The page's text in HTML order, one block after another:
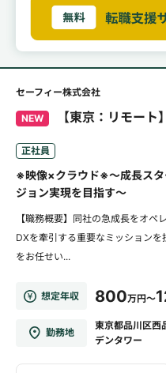
セーフィー株式会社
NEW 【東京：リモー
正社員
※映像×クラウド※～成長スタ
ジョン実現を目指す～
【職務概要】同社の急成長をオ
DXを牽引する重要なミッション
をお任せい...
想定年収 800万円～
勤務地
東京都品川区西
デンタワー